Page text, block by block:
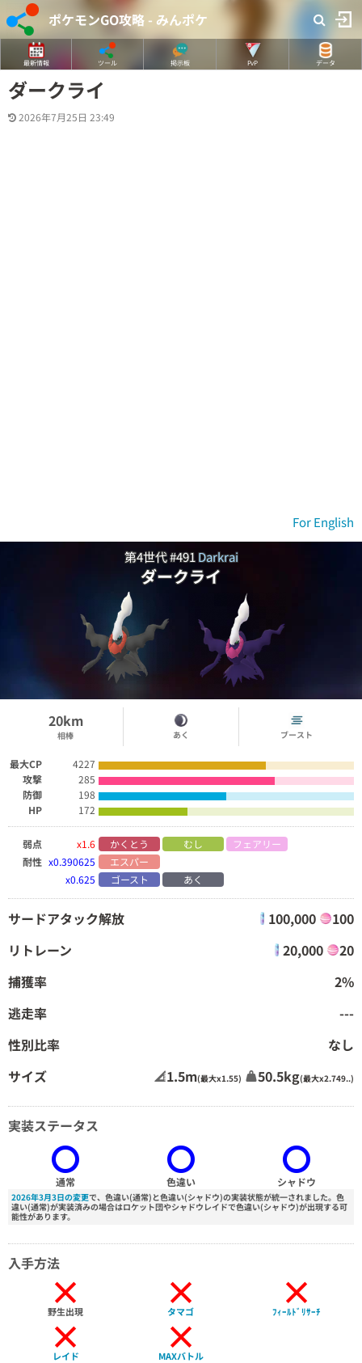
ポケモンGO攻略 - みんポケ
最新情報 ツール 掲示板 PvP データ
ダークライ
2026年7月25日 23:49
For English
第4世代 #491Darkrai
ダークライ
20km
相棒 あく ブースト
最大CP
4227
攻撃
285
防御
198
HP
172
弱点 x1.6 かくとう むし
フェアリー
耐性 x0.390625
エスパー
x0.625
ゴースト あく
サードアタック解放 100,000
100
リトレーン
20,000
20
捕獲率
2%
逃走率
---
性別比率
なし
サイズ
1.5m(最大x1.55) 50.5kg(最大x2.749..)
実装ステータス
通常 色違い シャドウ
2026年3月3日の変更で、色違い(通常)と色違い(シャドウ)の実装状態が統一されました。色
違い(通常)が実装済みの場合はロケット団やシャドウレイドで色違い(シャドウ)が出現する可
能性があります。
入手方法
×
野生出現 ×
タマゴ ×
ﾌｨｰﾙﾄﾞﾘｻｰﾁ
×
レイド ×
MAXバトル